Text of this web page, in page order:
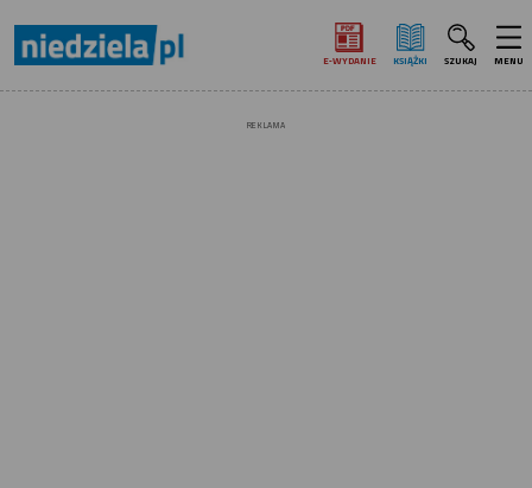
E‑WYDANIE KSIĄŻKI SZUKAJ MENU
REKLAMA